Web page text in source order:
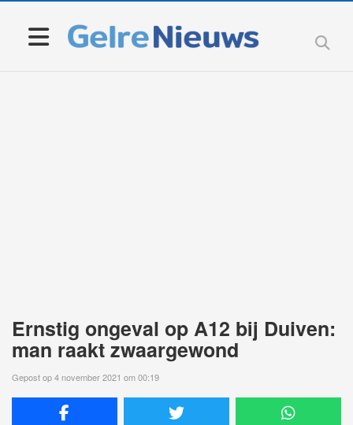
Ernstig ongeval op A12 bij Duiven:
man raakt zwaargewond
Gepost op 4 november 2021 om 00:19